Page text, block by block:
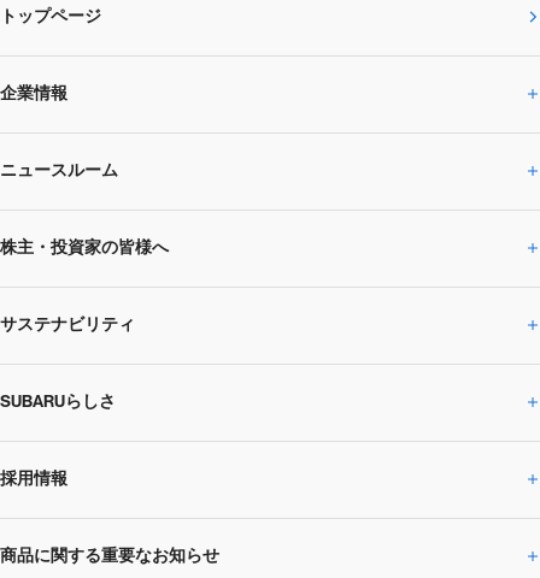
トップページ
企業情報
企業情報トップ
SUBARUのありたい姿
SUBARU 2025方針
ニュースルーム
ニュースルームトップ
ニュースリリース
閉じる
株主・投資家の皆様へ
株主・投資家の皆様へトップ
企業・経営
IRライブラリー
株主・投資家サポート
サステナビリティ
サステナビリティトップ
CEOサステナビリティ
環境
SUBARUらしさ
SUBARUらしさトップ
SUBARUびと
採用情報
採用情報トップ
商品に関する重要なお知らせ